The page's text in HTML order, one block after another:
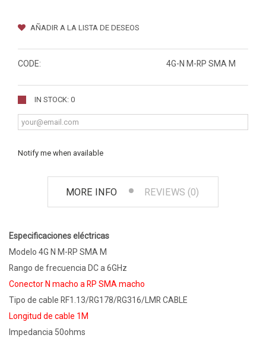
AÑADIR A LA LISTA DE DESEOS
CODE: 4G-N M-RP SMA M
IN STOCK: 0
Notify me when available
MORE INFO REVIEWS (0)
Especificaciones eléctricas
Modelo 4G N M-RP SMA M
Rango de frecuencia DC a 6GHz
Conector N macho a RP SMA macho
Tipo de cable RF1.13/RG178/RG316/LMR CABLE
Longitud de cable 1M
Impedancia 50ohms